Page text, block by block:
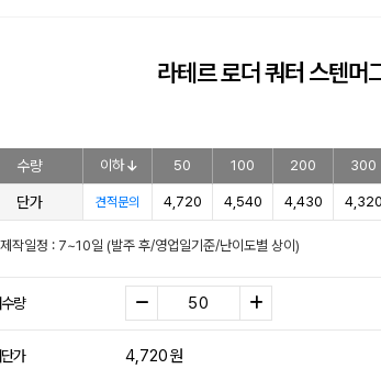
라테르 로더 쿼터 스텐
수량 이하 50 100 200 300
단가 견적문의 4,720 4,540 4,430 4,320
제작일정 : 7~10일 (발주 후/영업일기준/난이도별 상이)
량
가 4,720원